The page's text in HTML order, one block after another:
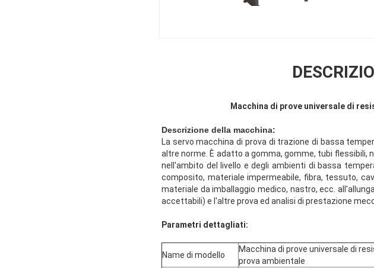
Macchina di prove universale di
Descrizione della macchina:
La servo macchina di prova di trazione di bassa
altre norme. È adatto a gomma, gomme, tubi flessibili,
nell'ambito del livello e degli ambienti di bassa
composito, materiale impermeabile, fibra, tessuto,
materiale da imballaggio medico, nastro, ecc.
accettabili) e l'altre prova ed analisi di prestazione
Parametri dettagliati:
Name di modello
Macchina di prove universale di
prova ambientale